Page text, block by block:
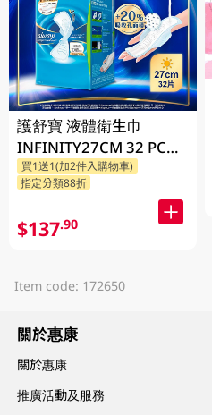
護舒寶 液體衛生巾
INFINITY27CM 32 PC
(包裝隨機發放)
買1送1(加2件入購物車)
指定分類88折
$137.90
Item code: 172650
關於惠康
關於惠康
推廣活動及服務